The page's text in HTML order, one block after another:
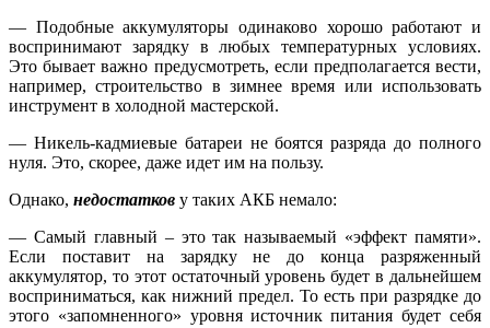
— Подобные аккумуляторы одинаково хорошо работают и
воспринимают зарядку в любых температурных условиях.
Это бывает важно предусмотреть, если предполагается вести,
например, строительство в зимнее время или использовать
инструмент в холодной мастерской.
— Никель-кадмиевые батареи не боятся разряда до полного
нуля. Это, скорее, даже идет им на пользу.
Однако, недостатков у таких АКБ немало:
— Самый главный – это так называемый «эффект памяти».
Если поставит на зарядку не до конца разряженный
аккумулятор, то этот остаточный уровень будет в дальнейшем
восприниматься, как нижний предел. То есть при разрядке до
этого «запомненного» уровня источник питания будет себя